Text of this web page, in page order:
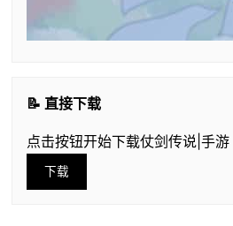
📝 直接下载
点击按钮开始下载仗剑传说|手游
下载